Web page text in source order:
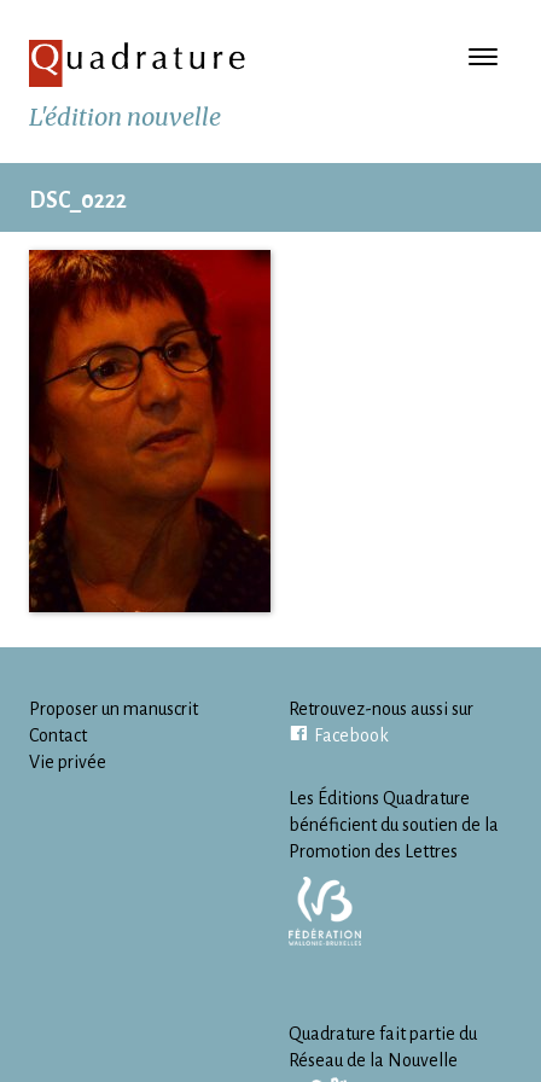
L'édition nouvelle
DSC_0222
Proposer un manuscrit
Contact
Vie privée
Retrouvez-nous aussi sur
Facebook
Les Éditions Quadrature
bénéficient du soutien de la
Promotion des Lettres
Quadrature fait partie du
Réseau de la Nouvelle